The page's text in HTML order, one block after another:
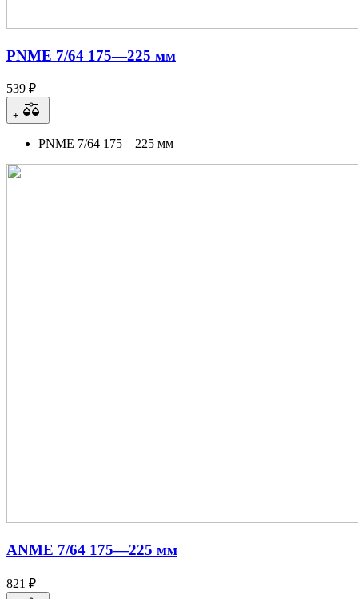
PNME 7/64 175—225 мм
539 ₽
+
PNME 7/64 175—225 мм
ANME 7/64 175—225 мм
821 ₽